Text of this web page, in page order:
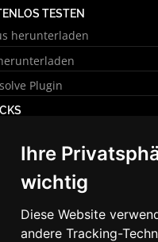
Ihre
wichtig
Diese Website
andere Tracking-
TESTEN
herunterladen
Plugin
häufigen Fragen